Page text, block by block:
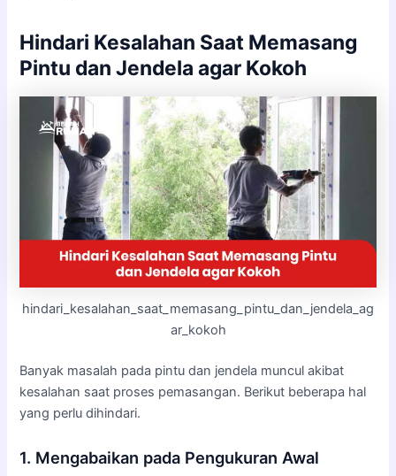
Hindari Kesalahan Saat Memasang
Pintu dan Jendela agar Kokoh
hindari_kesalahan_saat_memasang_pintu_dan_jendela_ag
ar_kokoh
Banyak masalah pada pintu dan jendela muncul akibat
kesalahan saat proses pemasangan. Berikut beberapa hal
yang perlu dihindari.
1. Mengabaikan pada Pengukuran Awal